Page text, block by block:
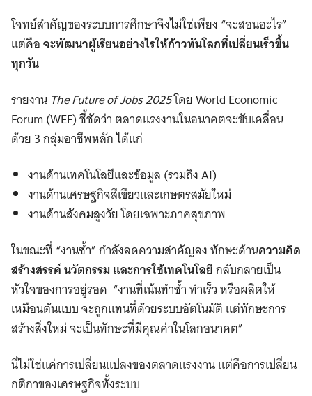
โจทย์สำคัญของระบบการศึกษาจึงไม่ใช่เพียง “จะสอนอะไร”
แต่คือจะพัฒนาผู้เรียนอย่างไรให้ก้าวทันโลกที่เปลี่ยนเร็วขึ้น
ทุกวัน
รายงาน The Future of Jobs 2025โดย World Economic
Forum (WEF) ชี้ชัดว่า ตลาดแรงงานในอนาคตจะขับเคลื่อน
ด้วย 3 กลุ่มอาชีพหลัก ได้แก่
งานด้านเทคโนโลยีและข้อมูล (รวมถึง AI)
งานด้านเศรษฐกิจสีเขียวและเกษตรสมัยใหม่
งานด้านสังคมสูงวัย โดยเฉพาะภาคสุขภาพ
ในขณะที่ “งานซ้ำ” กำลังลดความสำคัญลง ทักษะด้านความคิด
สร้างสรรค์ นวัตกรรม และการใช้เทคโนโลยีกลับกลายเป็น
หัวใจของการอยู่รอด “งานที่เน้นทำซ้ำ ทำเร็ว หรือผลิตให้
เหมือนต้นแบบ จะถูกแทนที่ด้วยระบบอัตโนมัติ แต่ทักษะการ
สร้างสิ่งใหม่ จะเป็นทักษะที่มีคุณค่าในโลกอนาคต”
นี่ไม่ใช่แค่การเปลี่ยนแปลงของตลาดแรงงาน แต่คือการเปลี่ยน
กติกาของเศรษฐกิจทั้งระบบ